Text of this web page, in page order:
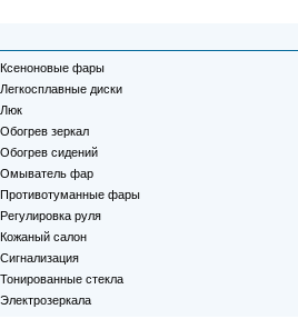
Ксеноновые фары
Легкосплавные диски
Люк
Обогрев зеркал
Обогрев сидений
Омыватель фар
Противотуманные фары
Регулировка руля
Кожаный салон
Сигнализация
Тонированные стекла
Электрозеркала